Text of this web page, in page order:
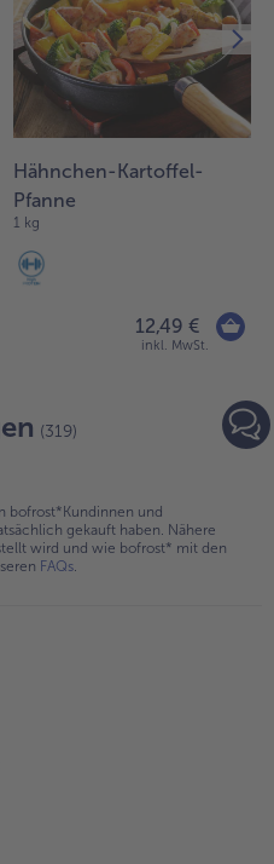
Hähnchen-Kartoffel-
Pfanne
1 kg
12,49 €
inkl. MwSt.
(319)
bofrost*Kundinnen und
gekauft haben. Nähere
wird und wie bofrost* mit den
FAQs